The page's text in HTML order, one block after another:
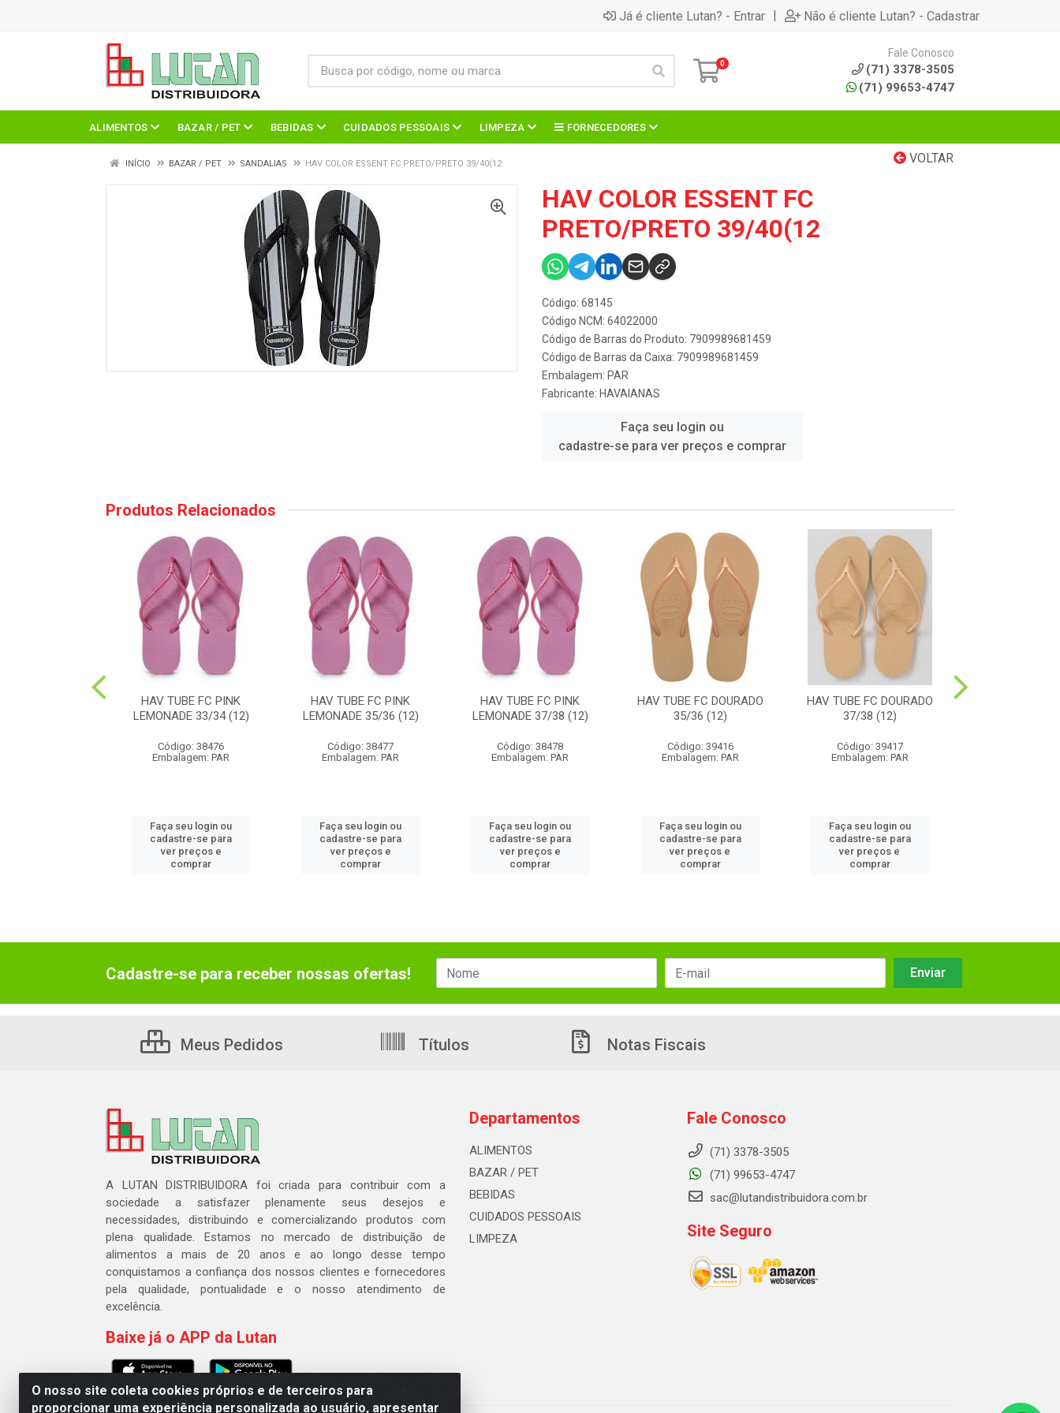
Já é cliente Lutan? - Entrar | Não é cliente Lutan? - Cadastrar
0
Fale Conosco
(71) 3378-3505
(71) 99653-4747
ALIMENTOS BAZAR / PET BEBIDAS CUIDADOS PESSOAIS LIMPEZA FORNECEDORES
VOLTAR
INÍCIO BAZAR / PET SANDALIAS HAV COLOR ESSENT FC PRETO/PRETO 39/40(12
HAV COLOR ESSENT FC
PRETO/PRETO 39/40(12
Código: 68145
Código NCM: 64022000
Código de Barras do Produto: 7909989681459
Código de Barras da Caixa: 7909989681459
Embalagem: PAR
Fabricante: HAVAIANAS
Faça seu login ou
cadastre-se para ver preços e comprar
Produtos Relacionados
HAV TUBE FC PINK
LEMONADE 33/34 (12)
Código: 38476
Embalagem: PAR
Faça seu login ou
cadastre-se para
ver preços e
comprar
HAV TUBE FC PINK
LEMONADE 35/36 (12)
Código: 38477
Embalagem: PAR
Faça seu login ou
cadastre-se para
ver preços e
comprar
HAV TUBE FC PINK
LEMONADE 37/38 (12)
Código: 38478
Embalagem: PAR
Faça seu login ou
cadastre-se para
ver preços e
comprar
HAV TUBE FC DOURADO
35/36 (12)
Código: 39416
Embalagem: PAR
Faça seu login ou
cadastre-se para
ver preços e
comprar
HAV TUBE FC DOURADO
37/38 (12)
Código: 39417
Embalagem: PAR
Faça seu login ou
cadastre-se para
ver preços e
comprar
O nosso site coleta cookies próprios e de terceiros para
proporcionar uma experiência personalizada ao usuário, apresentar
Cadastre-se para receber nossas ofertas!
Meus Pedidos Títulos Notas Fiscais
A LUTAN DISTRIBUIDORA foi criada para contribuir com a
sociedade a satisfazer plenamente seus desejos e
necessidades, distribuindo e comercializando produtos com
plena qualidade. Estamos no mercado de distribuição de
alimentos a mais de 20 anos e ao longo desse tempo
conquistamos a confiança dos nossos clientes e fornecedores
pela qualidade, pontualidade e o nosso atendimento de
excelência.
Baixe já o APP da Lutan
Departamentos
ALIMENTOS
BAZAR / PET
BEBIDAS
CUIDADOS PESSOAIS
LIMPEZA
Fale Conosco
(71) 3378-3505
(71) 99653-4747
sac@lutandistribuidora.com.br
Site Seguro